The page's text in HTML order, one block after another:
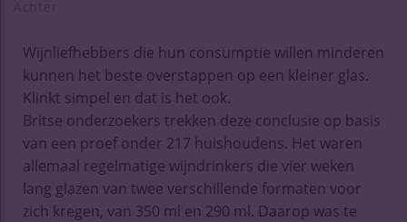
Wijnliefhebbers die hun consumptie willen minderen
kunnen het beste overstappen op een kleiner glas.
Klinkt simpel en dat is het ook.
Britse onderzoekers trekken deze conclusie op basis
van een proef onder 217 huishoudens. Het waren
allemaal regelmatige wijndrinkers die vier weken
lang glazen van twee verschillende formaten voor
zich kregen, van 350 ml en 290 ml. Daarop was te